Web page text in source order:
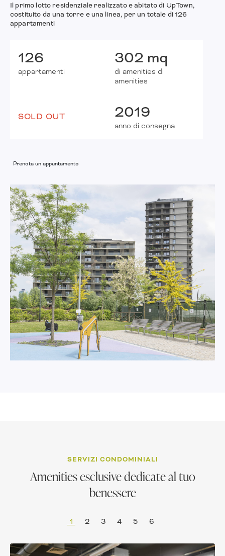
Il primo lotto residenziale realizzato e abitato di UpTown,
costituito da una torre e una linea, per un totale di 126
appartamenti
126
appartamenti
302 mq
di amenities di
amenities
SOLD OUT 2019
anno di consegna
Prenota un appuntamento
SERVIZI CONDOMINIALI
Amenities esclusive dedicate al tuo
benessere
1 2 3 4 5 6